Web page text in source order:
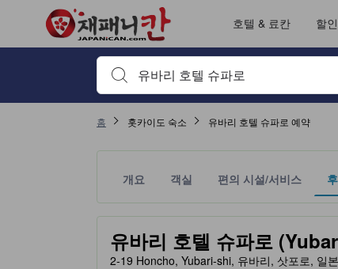
호텔 & 료칸 할
검색하고 싶은 키워드나 숙소명을 입력하고 방향
홈 홋카이도 숙소 유바리 호텔 슈파로 예약
개요 객실 편의 시설/서비스
유바리 호텔 슈파로
tooltip
노란색 별 표시는 기대할 수 있는 편안함, 편의
2-19 Honcho, Yubari-shi, 유바리, 삿포로, 일본
재패니칸의 모든 이용후기는 숙소 이용후기 작성 전 숙소 예약에서
서비스 평점 5점 만점에 3.7점. 삿포로 기준 높은 평점
위치 평점 5점 만점에 3.5점. 삿포로 기준 높은 평점
객실의 편안함 및 쾌적함 평점 5점 만점에 3.5점. 삿포로 기준 높은 평점
출입/접근 서비스 평점 5점 만점에 3점. 삿포로 기준 높은 평점
이용후기 페이지로 변경되었습니다 1
이용후기 페이지로 변경되었습니다 1